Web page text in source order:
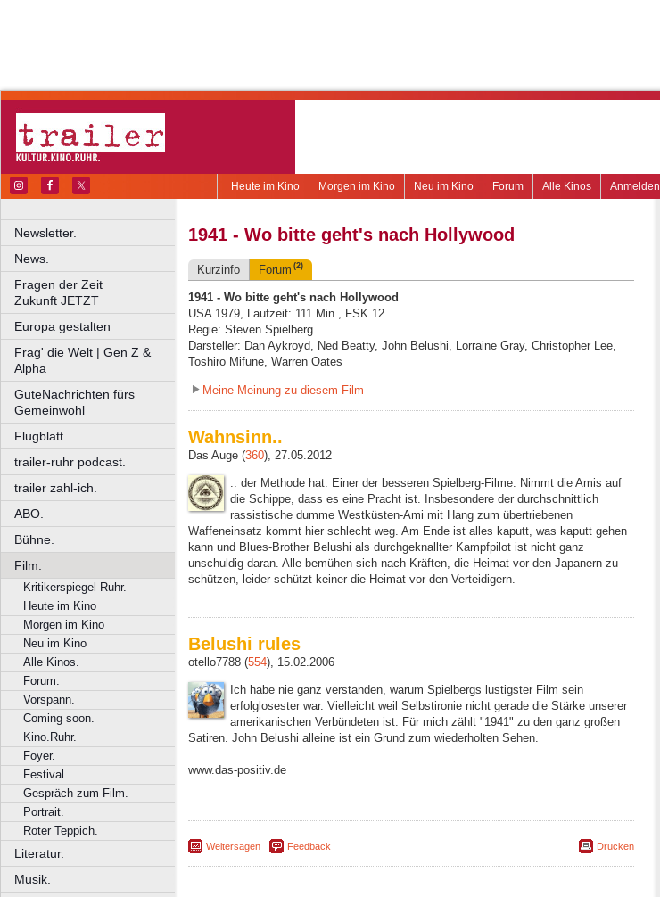
Anmelden
Alle Kinos
Forum
Neu im Kino
Morgen im Kino
Heute im Kino
Newsletter.
News.
Fragen der Zeit
Zukunft JETZT
Europa gestalten
Frag' die Welt | Gen Z &
Alpha
GuteNachrichten fürs
Gemeinwohl
Flugblatt.
trailer-ruhr podcast.
trailer zahl-ich.
ABO.
Bühne.
Film.
Kritikerspiegel Ruhr.
Heute im Kino
Morgen im Kino
Neu im Kino
Alle Kinos.
Forum.
Vorspann.
Coming soon.
Kino.Ruhr.
Foyer.
Festival.
Gespräch zum Film.
Portrait.
Roter Teppich.
Literatur.
Musik.
1941 - Wo bitte geht's nach Hollywood
Kurzinfo Forum (2)
1941 - Wo bitte geht's nach Hollywood
USA 1979, Laufzeit: 111 Min., FSK 12
Regie: Steven Spielberg
Darsteller: Dan Aykroyd, Ned Beatty, John Belushi, Lorraine Gray, Christopher Lee,
Toshiro Mifune, Warren Oates
Meine Meinung zu diesem Film
Wahnsinn..
Das Auge (360), 27.05.2012
.. der Methode hat. Einer der besseren Spielberg-Filme. Nimmt die Amis auf
die Schippe, dass es eine Pracht ist. Insbesondere der durchschnittlich
rassistische dumme Westküsten-Ami mit Hang zum übertriebenen
Waffeneinsatz kommt hier schlecht weg. Am Ende ist alles kaputt, was kaputt gehen
kann und Blues-Brother Belushi als durchgeknallter Kampfpilot ist nicht ganz
unschuldig daran. Alle bemühen sich nach Kräften, die Heimat vor den Japanern zu
schützen, leider schützt keiner die Heimat vor den Verteidigern.
Belushi rules
otello7788 (554), 15.02.2006
Ich habe nie ganz verstanden, warum Spielbergs lustigster Film sein
erfolglosester war. Vielleicht weil Selbstironie nicht gerade die Stärke unserer
amerikanischen Verbündeten ist. Für mich zählt "1941" zu den ganz großen
Satiren. John Belushi alleine ist ein Grund zum wiederholten Sehen.
www.das-positiv.de
Weitersagen Feedback Drucken